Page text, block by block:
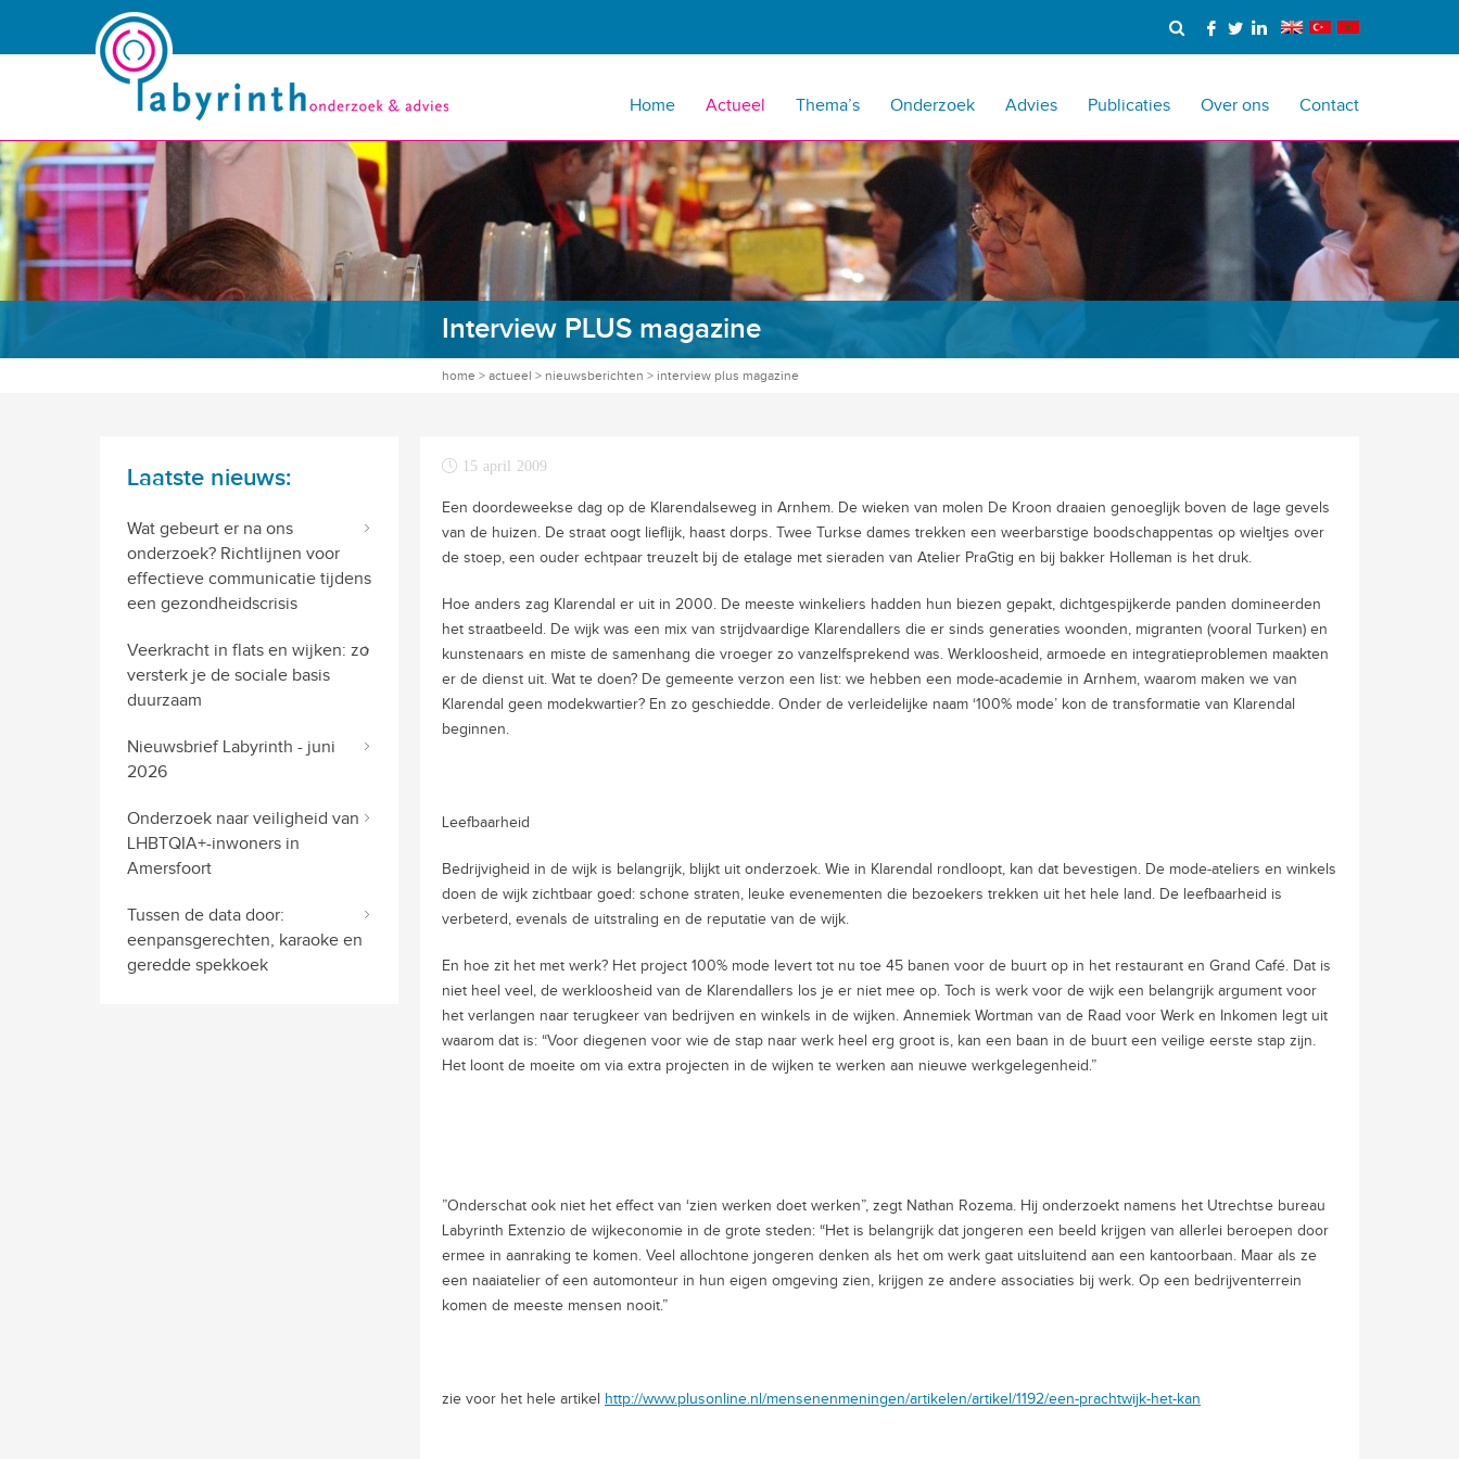
Home Actueel Thema’s Onderzoek Advies Publicaties Over ons Contact
Interview PLUS magazine
home > actueel > nieuwsberichten > interview plus magazine
Laatste nieuws:
Wat gebeurt er na ons
onderzoek? Richtlijnen voor
effectieve communicatie tijdens
een gezondheidscrisis
Veerkracht in flats en wijken: zo
versterk je de sociale basis
duurzaam
Nieuwsbrief Labyrinth - juni
2026
Onderzoek naar veiligheid van
LHBTQIA+-inwoners in
Amersfoort
Tussen de data door:
eenpansgerechten, karaoke en
geredde spekkoek
15 april 2009
Een doordeweekse dag op de Klarendalseweg in Arnhem. De wieken van molen De Kroon draaien genoeglijk boven de lage gevels
van de huizen. De straat oogt lieflijk, haast dorps. Twee Turkse dames trekken een weerbarstige boodschappentas op wieltjes over
de stoep, een ouder echtpaar treuzelt bij de etalage met sieraden van Atelier PraGtig en bij bakker Holleman is het druk.
Hoe anders zag Klarendal er uit in 2000. De meeste winkeliers hadden hun biezen gepakt, dichtgespijkerde panden domineerden
het straatbeeld. De wijk was een mix van strijdvaardige Klarendallers die er sinds generaties woonden, migranten (vooral Turken) en
kunstenaars en miste de samenhang die vroeger zo vanzelfsprekend was. Werkloosheid, armoede en integratieproblemen maakten
er de dienst uit. Wat te doen? De gemeente verzon een list: we hebben een mode-academie in Arnhem, waarom maken we van
Klarendal geen modekwartier? En zo geschiedde. Onder de verleidelijke naam ‘100% mode’ kon de transformatie van Klarendal
beginnen.
Leefbaarheid
Bedrijvigheid in de wijk is belangrijk, blijkt uit onderzoek. Wie in Klarendal rondloopt, kan dat bevestigen. De mode-ateliers en winkels
doen de wijk zichtbaar goed: schone straten, leuke evenementen die bezoekers trekken uit het hele land. De leefbaarheid is
verbeterd, evenals de uitstraling en de reputatie van de wijk.
En hoe zit het met werk? Het project 100% mode levert tot nu toe 45 banen voor de buurt op in het restaurant en Grand Café. Dat is
niet heel veel, de werkloosheid van de Klarendallers los je er niet mee op. Toch is werk voor de wijk een belangrijk argument voor
het verlangen naar terugkeer van bedrijven en winkels in de wijken. Annemiek Wortman van de Raad voor Werk en Inkomen legt uit
waarom dat is: “Voor diegenen voor wie de stap naar werk heel erg groot is, kan een baan in de buurt een veilige eerste stap zijn.
Het loont de moeite om via extra projecten in de wijken te werken aan nieuwe werkgelegenheid.”
”Onderschat ook niet het effect van ‘zien werken doet werken”, zegt Nathan Rozema. Hij onderzoekt namens het Utrechtse bureau
Labyrinth Extenzio de wijkeconomie in de grote steden: “Het is belangrijk dat jongeren een beeld krijgen van allerlei beroepen door
ermee in aanraking te komen. Veel allochtone jongeren denken als het om werk gaat uitsluitend aan een kantoorbaan. Maar als ze
een naaiatelier of een automonteur in hun eigen omgeving zien, krijgen ze andere associaties bij werk. Op een bedrijventerrein
komen de meeste mensen nooit.”
zie voor het hele artikel http://www.plusonline.nl/mensenenmeningen/artikelen/artikel/1192/een-prachtwijk-het-kan